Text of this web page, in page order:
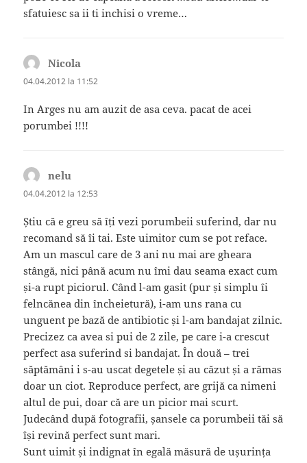
sfatuiesc sa ii ti inchisi o vreme…
Nicola
04.04.2012 la 11:52
In Arges nu am auzit de asa ceva. pacat de acei
porumbei !!!!
nelu
04.04.2012 la 12:53
Știu că e greu să îți vezi porumbeii suferind, dar nu
recomand să îi tai. Este uimitor cum se pot reface.
Am un mascul care de 3 ani nu mai are gheara
stângă, nici până acum nu îmi dau seama exact cum
și-a rupt piciorul. Când l-am gasit (pur și simplu îi
felncănea din încheietură), i-am uns rana cu
unguent pe bază de antibiotic și l-am bandajat zilnic.
Precizez ca avea si pui de 2 zile, pe care i-a crescut
perfect asa suferind si bandajat. În două – trei
săptămâni i s-au uscat degetele și au căzut și a rămas
doar un ciot. Reproduce perfect, are grijă ca nimeni
altul de pui, doar că are un picior mai scurt.
Judecând după fotografii, șansele ca porumbeii tăi să
își revină perfect sunt mari.
Sunt uimit și indignat în egală măsură de ușurința